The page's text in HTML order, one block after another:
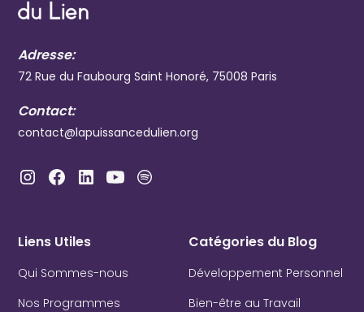
Adresse:
72 Rue du Faubourg Saint Honoré, 75008 Paris
Contact:
contact@lapuissancedulien.org
Liens Utiles
Qui Sommes-nous
Nos Programmes
Catégories du Blog
Développement Personnel
Bien-être au Travail